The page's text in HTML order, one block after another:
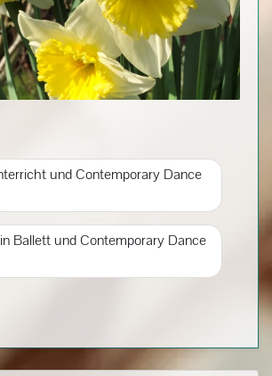
und Contemporary Dance
Ballett und Contemporary Dance